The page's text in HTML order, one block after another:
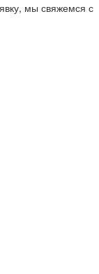
мы свяжемся с